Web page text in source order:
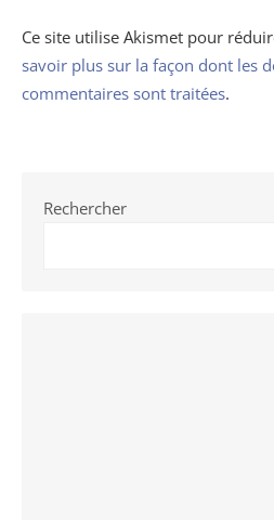
Ce site utilise Akismet pour
savoir plus sur la façon dont les
commentaires sont traitées.
Rechercher